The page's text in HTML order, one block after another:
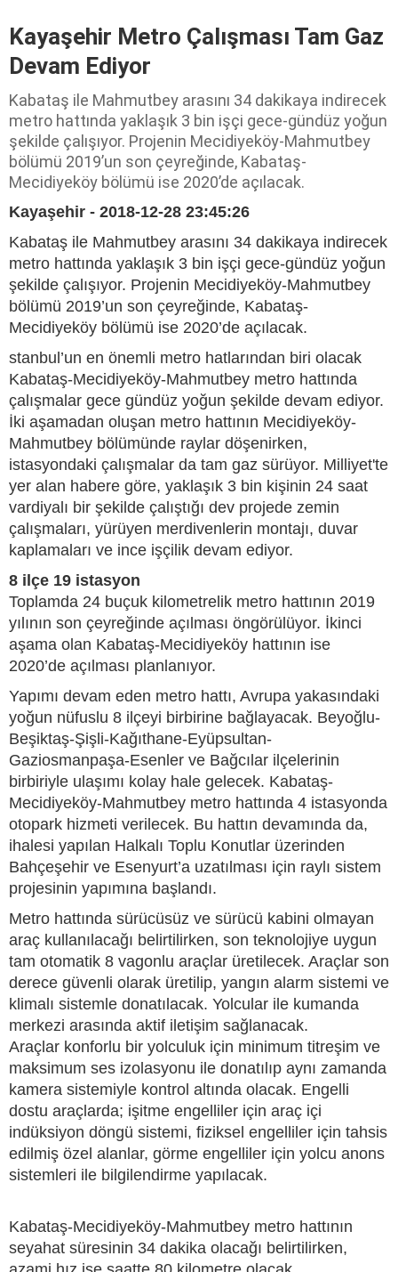
Kayaşehir Metro Çalışması Tam Gaz
Devam Ediyor
Kabataş ile Mahmutbey arasını 34 dakikaya indirecek
metro hattında yaklaşık 3 bin işçi gece-gündüz yoğun
şekilde çalışıyor. Projenin Mecidiyeköy-Mahmutbey
bölümü 2019’un son çeyreğinde, Kabataş-
Mecidiyeköy bölümü ise 2020’de açılacak.
Kayaşehir - 2018-12-28 23:45:26
Kabataş ile Mahmutbey arasını 34 dakikaya indirecek
metro hattında yaklaşık 3 bin işçi gece-gündüz yoğun
şekilde çalışıyor. Projenin Mecidiyeköy-Mahmutbey
bölümü 2019’un son çeyreğinde, Kabataş-
Mecidiyeköy bölümü ise 2020’de açılacak.
stanbul’un en önemli metro hatlarından biri olacak
Kabataş-Mecidiyeköy-Mahmutbey metro hattında
çalışmalar gece gündüz yoğun şekilde devam ediyor.
İki aşamadan oluşan metro hattının Mecidiyeköy-
Mahmutbey bölümünde raylar döşenirken,
istasyondaki çalışmalar da tam gaz sürüyor. Milliyet'te
yer alan habere göre, yaklaşık 3 bin kişinin 24 saat
vardiyalı bir şekilde çalıştığı dev projede zemin
çalışmaları, yürüyen merdivenlerin montajı, duvar
kaplamaları ve ince işçilik devam ediyor.
8 ilçe 19 istasyon
Toplamda 24 buçuk kilometrelik metro hattının 2019
yılının son çeyreğinde açılması öngörülüyor. İkinci
aşama olan Kabataş-Mecidiyeköy hattının ise
2020’de açılması planlanıyor.
Yapımı devam eden metro hattı, Avrupa yakasındaki
yoğun nüfuslu 8 ilçeyi birbirine bağlayacak. Beyoğlu-
Beşiktaş-Şişli-Kağıthane-Eyüpsultan-
Gaziosmanpaşa-Esenler ve Bağcılar ilçelerinin
birbiriyle ulaşımı kolay hale gelecek. Kabataş-
Mecidiyeköy-Mahmutbey metro hattında 4 istasyonda
otopark hizmeti verilecek. Bu hattın devamında da,
ihalesi yapılan Halkalı Toplu Konutlar üzerinden
Bahçeşehir ve Esenyurt’a uzatılması için raylı sistem
projesinin yapımına başlandı.
Metro hattında sürücüsüz ve sürücü kabini olmayan
araç kullanılacağı belirtilirken, son teknolojiye uygun
tam otomatik 8 vagonlu araçlar üretilecek. Araçlar son
derece güvenli olarak üretilip, yangın alarm sistemi ve
klimalı sistemle donatılacak. Yolcular ile kumanda
merkezi arasında aktif iletişim sağlanacak.
Araçlar konforlu bir yolculuk için minimum titreşim ve
maksimum ses izolasyonu ile donatılıp aynı zamanda
kamera sistemiyle kontrol altında olacak. Engelli
dostu araçlarda; işitme engelliler için araç içi
indüksiyon döngü sistemi, fiziksel engelliler için tahsis
edilmiş özel alanlar, görme engelliler için yolcu anons
sistemleri ile bilgilendirme yapılacak.
Kabataş-Mecidiyeköy-Mahmutbey metro hattının
seyahat süresinin 34 dakika olacağı belirtilirken,